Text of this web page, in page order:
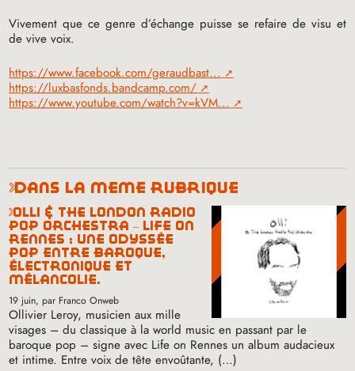
Vivement que ce genre d’échange puisse se refaire de visu et
de vive voix.
https://www.facebook.com/geraudbast...
https://luxbasfonds.bandcamp.com/
https://www.youtube.com/watch?v=kVM...
dans la même rubrique
olli & the london radio
pop orchestra – life on
rennes : une odyssée
pop entre baroque,
électronique et
mélancolie.
19 juin, par Franco Onweb
Ollivier Leroy, musicien aux mille
visages – du classique à la world music en passant par le
baroque pop – signe avec Life on Rennes un album audacieux
et intime. Entre voix de tête envoûtante, (…)